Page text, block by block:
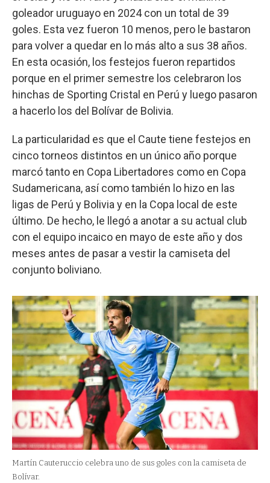
goleador uruguayo en 2024 con un total de 39
goles. Esta vez fueron 10 menos, pero le bastaron
para volver a quedar en lo más alto a sus 38 años.
En esta ocasión, los festejos fueron repartidos
porque en el primer semestre los celebraron los
hinchas de Sporting Cristal en Perú y luego pasaron
a hacerlo los del Bolívar de Bolivia.
La particularidad es que el Caute tiene festejos en
cinco torneos distintos en un único año porque
marcó tanto en Copa Libertadores como en Copa
Sudamericana, así como también lo hizo en las
ligas de Perú y Bolivia y en la Copa local de este
último. De hecho, le llegó a anotar a su actual club
con el equipo incaico en mayo de este año y dos
meses antes de pasar a vestir la camiseta del
conjunto boliviano.
Martín Cauteruccio celebra uno de sus goles con la camiseta de
Bolívar.